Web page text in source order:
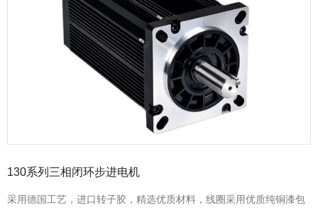
130系列三相闭环步进电机
采用德国工艺，进口转子胶，精选优质材料，线圈采用优质纯铜漆包